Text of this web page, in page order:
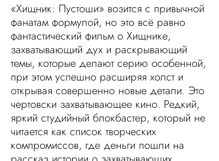
«Хищник: Пустоши» возится с привычной
фанатам формулой, но это всё равно
фантастический фильм о Хищнике,
захватывающий дух и раскрывающий
темы, которые делают серию особенной,
при этом успешно расширяя холст и
открывая совершенно новые детали. Это
чертовски захватывающее кино. Редкий,
яркий студийный блокбастер, который не
читается как список творческих
компромиссов, где деньги пошли на